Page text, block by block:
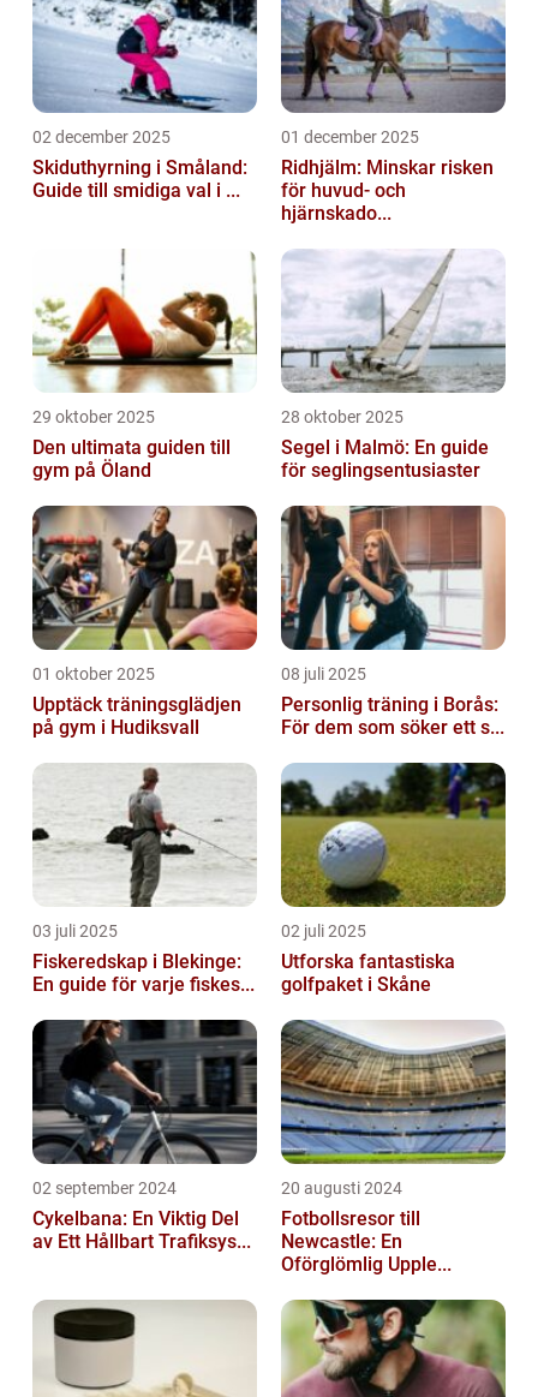
02 december 2025
Skiduthyrning i Småland:
Guide till smidiga val i ...
01 december 2025
Ridhjälm: Minskar risken
för huvud- och
hjärnskado...
29 oktober 2025
Den ultimata guiden till
gym på Öland
28 oktober 2025
Segel i Malmö: En guide
för seglingsentusiaster
01 oktober 2025
Upptäck träningsglädjen
på gym i Hudiksvall
08 juli 2025
Personlig träning i Borås:
För dem som söker ett s...
03 juli 2025
Fiskeredskap i Blekinge:
En guide för varje fiskes...
02 juli 2025
Utforska fantastiska
golfpaket i Skåne
02 september 2024
Cykelbana: En Viktig Del
av Ett Hållbart Trafiksys...
20 augusti 2024
Fotbollsresor till
Newcastle: En
Oförglömlig Upple...